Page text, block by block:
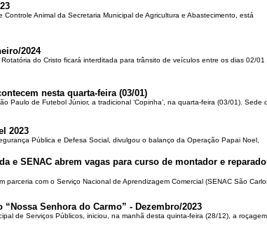
Animal da Secretaria Municipal de Agricultura e Abastecimento, está
2024
do Cristo ficará interditada para trânsito de veículos entre os dias 02/01
nesta quarta-feira (03/01)
Paulo de Futebol Júnior, a tradicional ‘Copinha’, na quarta-feira (03/01). Sede
2023
Pública e Defesa Social, divulgou o balanço da Operação Papai Noel,
e SENAC abrem vagas para curso de montador e
com o Serviço Nacional de Aprendizagem Comercial (SENAC São
Senhora do Carmo” - Dezembro/2023
de Serviços Públicos, iniciou, na manhã desta quinta-feira (28/12), a